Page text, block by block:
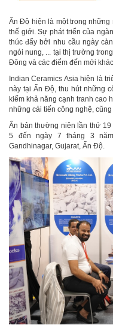
Ấn Độ hiện là một trong
thế giới. Sự phát triển của
thúc đẩy bởi nhu cầu ngày
ngói nung, ... tại thị trường
Đông và các điểm đến mới
Indian Ceramics Asia hiện là
này tại Ấn Độ, thu hút những
kiếm khả năng cạnh tranh cao
những cải tiến công nghệ,
Ấn bản thường niên lần thứ
5 đến ngày 7 tháng 3
Gandhinagar, Gujarat, Ấn Độ.